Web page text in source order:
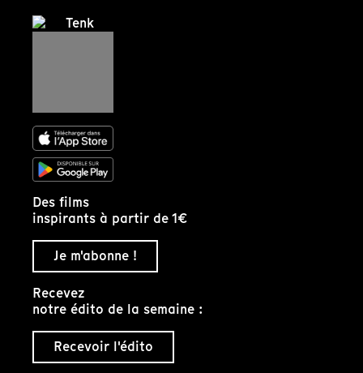
Des films
inspirants à partir de 1€
Je m'abonne !
Recevez
notre édito de la semaine :
Recevoir l'édito